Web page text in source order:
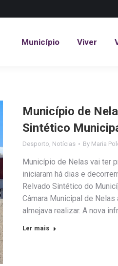
Município Viver
Município de
Sintético
Desporto, Notícias By Maria
Município de Nelas vai ter
iniciaram há dias e
Relvado Sintético do
Câmara Municipal de
almejava realizar. A nova
Ler mais
Município Viver